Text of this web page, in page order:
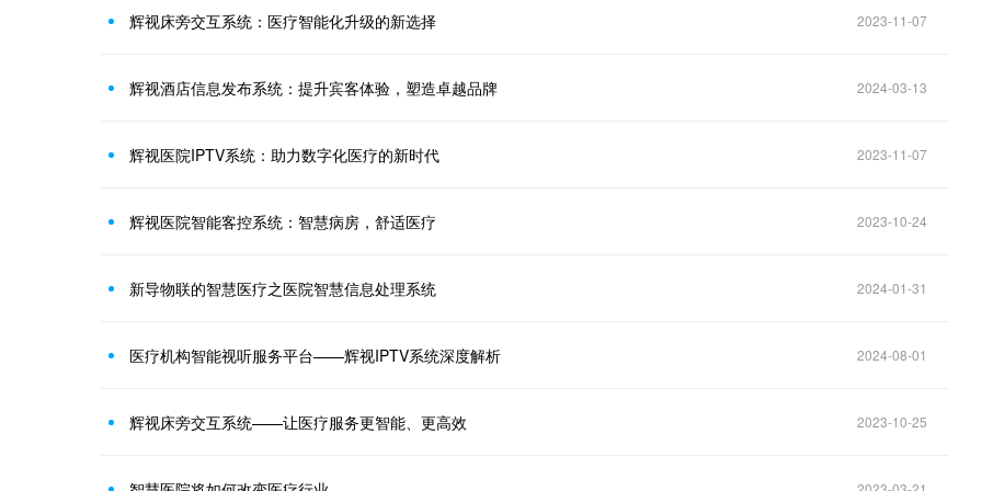
辉视床旁交互系统：医疗智能化升级的新选择 2023-11-07
辉视酒店信息发布系统：提升宾客体验，塑造卓越品牌 2024-03-13
辉视医院IPTV系统：助力数字化医疗的新时代 2023-11-07
辉视医院智能客控系统：智慧病房，舒适医疗 2023-10-24
新导物联的智慧医疗之医院智慧信息处理系统 2024-01-31
医疗机构智能视听服务平台——辉视IPTV系统深度解析 2024-08-01
辉视床旁交互系统——让医疗服务更智能、更高效 2023-10-25